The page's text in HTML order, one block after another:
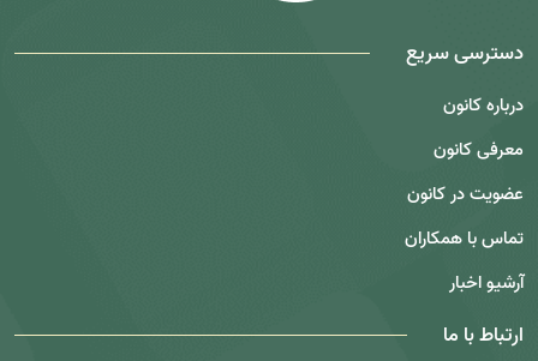
دسترسی سریع
درباره کانون
معرفی کانون
عضویت در کانون
تماس با همکاران
آرشیو اخبار
ارتباط با ما